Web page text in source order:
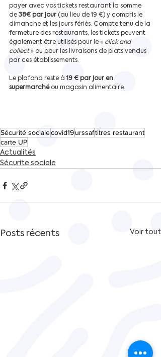
payer avec vos tickets restaurant la somme
de 38€ par jour (au lieu de 19 €) y compris le
dimanche et les jours fériés. Compte tenu de la
fermeture des restaurants, les tickets peuvent
également être utilisés pour le « click and
collect » ou pour les livraisons de plats vendus
par ces établissements.
Le plafond reste à 19 € par jour en
supermarché ou magasin alimentaire.
Sécurité socialecovid19urssaftitres restaurant
carte UP
Actualités
Sécurite sociale
Posts récents Voir tout